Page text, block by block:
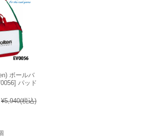
ボールバ
パッド
¥5,940(税込)